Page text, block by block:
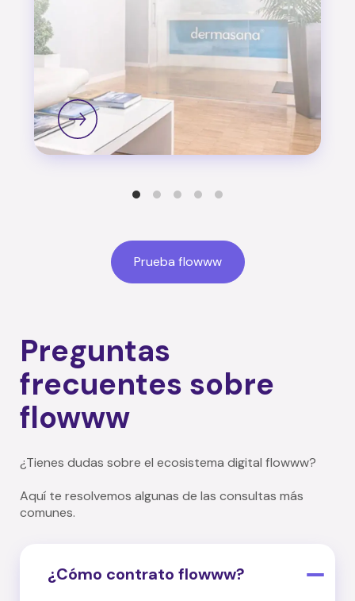
Prueba flowww
Preguntas
frecuentes sobre
flowww
¿Tienes dudas sobre el ecosistema digital flowww?
Aquí te resolvemos algunas de las consultas más
comunes.
¿Cómo contrato flowww?